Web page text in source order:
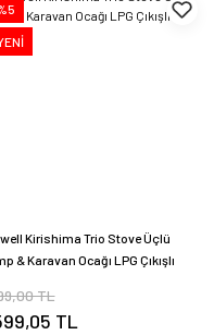
Kirishima Trio Stove Üçlü
& Karavan Ocağı LPG Çıkışlı
TL
TL